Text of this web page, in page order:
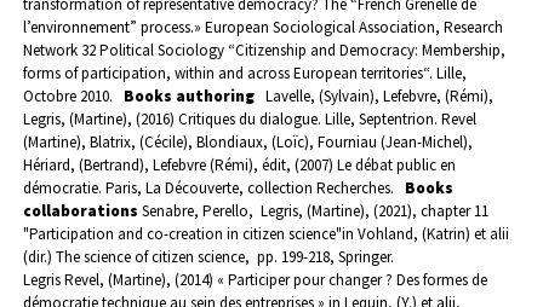
transformation of representative democracy? The “French Grenelle de
l’environnement” process.» European Sociological Association, Research
Network 32 Political Sociology “Citizenship and Democracy: Membership,
forms of participation, within and across European territories“. Lille,
Octobre 2010.
Books authoring Lavelle, (Sylvain), Lefebvre, (Rémi),
Legris, (Martine), (2016) Critiques du dialogue. Lille, Septentrion. Revel
(Martine), Blatrix, (Cécile), Blondiaux, (Loïc), Fourniau (Jean-Michel),
Hériard, (Bertrand), Lefebvre (Rémi), édit, (2007) Le débat public en
démocratie. Paris, La Découverte, collection Recherches.
Books
collaborations Senabre, Perello, Legris, (Martine), (2021), chapter 11
"Participation and co-creation in citizen science"in Vohland, (Katrin) et alii
(dir.) The science of citizen science, pp. 199-218, Springer.
Legris Revel, (Martine), (2014) « Participer pour changer ? Des formes de